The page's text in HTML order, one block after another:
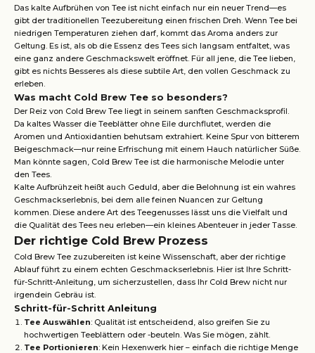
Das kalte Aufbrühen von Tee ist nicht einfach nur ein neuer Trend—es
gibt der traditionellen Teezubereitung einen frischen Dreh. Wenn Tee bei
niedrigen Temperaturen ziehen darf, kommt das Aroma anders zur
Geltung. Es ist, als ob die Essenz des Tees sich langsam entfaltet, was
eine ganz andere Geschmackswelt eröffnet. Für all jene, die Tee lieben,
gibt es nichts Besseres als diese subtile Art, den vollen Geschmack zu
erleben.
Was macht Cold Brew Tee so besonders?
Der Reiz von Cold Brew Tee liegt in seinem sanften Geschmacksprofil.
Da kaltes Wasser die Teeblätter ohne Eile durchflutet, werden die
Aromen und Antioxidantien behutsam extrahiert. Keine Spur von bitterem
Beigeschmack—nur reine Erfrischung mit einem Hauch natürlicher Süße.
Man könnte sagen, Cold Brew Tee ist die harmonische Melodie unter
den Tees.
Kalte Aufbrühzeit heißt auch Geduld, aber die Belohnung ist ein wahres
Geschmackserlebnis, bei dem alle feinen Nuancen zur Geltung
kommen. Diese andere Art des Teegenusses lässt uns die Vielfalt und
die Qualität des Tees neu erleben—ein kleines Abenteuer in jeder Tasse.
Der richtige Cold Brew Prozess
Cold Brew Tee zuzubereiten ist keine Wissenschaft, aber der richtige
Ablauf führt zu einem echten Geschmackserlebnis. Hier ist Ihre Schritt-
für-Schritt-Anleitung, um sicherzustellen, dass Ihr Cold Brew nicht nur
irgendein Gebräu ist.
Schritt-für-Schritt Anleitung
Tee Auswählen: Qualität ist entscheidend, also greifen Sie zu
hochwertigen Teeblättern oder -beuteln. Was Sie mögen, zählt.
Tee Portionieren: Kein Hexenwerk hier – einfach die richtige Menge